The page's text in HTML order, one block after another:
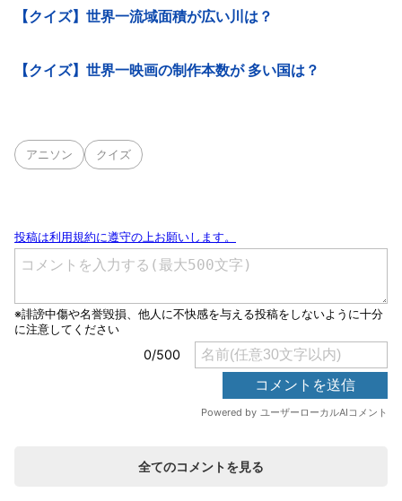
【クイズ】世界一流域面積が広い川は？
【クイズ】世界一映画の制作本数が 多い国は？
アニソン クイズ
全てのコメントを見る